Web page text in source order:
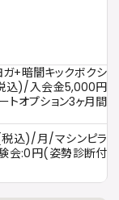
ガ+暗闇キックボクシ
込)/入会金5,000円
オプション3ヶ月間
税込)/月/マシンピラ
会:0円(姿勢診断付